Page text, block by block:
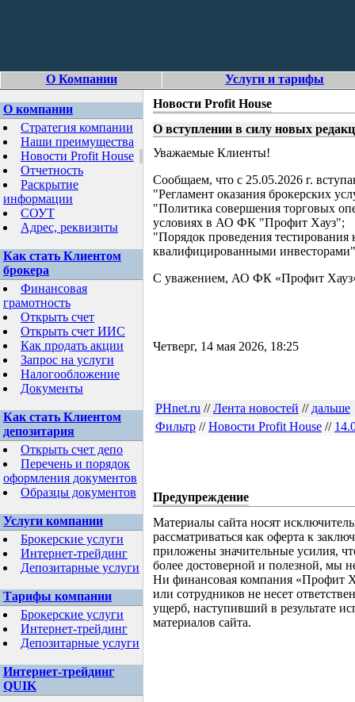
О Компании Услуги и тарифы
О компании
Стратегия компании
Наши преимущества
Новости Profit House
Отчетность
Раскрытие
информации
СОУТ
Адрес, реквизиты
Как стать Клиентом
брокера
Финансовая
грамотность
Открыть счет
Открыть счет ИИС
Как продать акции
Запрос на услуги
Налогообложение
Документы
Как стать Клиентом
депозитария
Открыть счет депо
Перечень и порядок
оформления документов
Образцы документов
Услуги компании
Брокерские услуги
Интернет-трейдинг
Депозитарные услуги
Тарифы компании
Брокерские услуги
Интернет-трейдинг
Депозитарные услуги
Интернет-трейдинг
QUIK
Новости Profit House
О вступлении в силу новых
Уважаемые Клиенты!
Сообщаем, что с 25.05.2026 г.
"Регламент оказания брокерских
"Политика совершения торговых
условиях в АО ФК "Профит Хауз";
"Порядок проведения
квалифицированными инвесторами"
С уважением, АО ФК «Профит
Четверг, 14 мая 2026, 18:25
PHnet.ru //Лента новостей // дальше
Фильтр //Новости Profit House //
Предупреждение
Материалы сайта носят
рассматриваться как оферта к
приложены значительные усилия,
более достоверной и полезной, мы
Ни финансовая компания «Профит
или сотрудников не несет
ущерб, наступивший в результате
материалов сайта.